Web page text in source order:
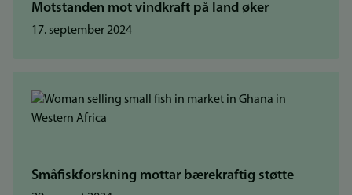
Motstanden mot vindkraft på land øker
17. september 2024
Småfiskforskning mottar bærekraftig støtte